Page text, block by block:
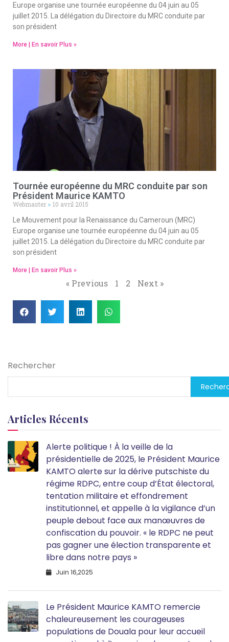
Europe organise une tournée européenne du 04 juin au 05
juillet 2015. La délégation du Directoire du MRC conduite par
son président
More | En savoir Plus »
Tournée européenne du MRC conduite par son
Président Maurice KAMTO
Webmaster
10 avril 2015
Le Mouvement pour la Renaissance du Cameroun (MRC)
Europe organise une tournée européenne du 04 juin au 05
juillet 2015. La délégation du Directoire du MRC conduite par
son président
More | En savoir Plus »
« Previous 1 2 Next »
Rechercher
Articles Récents
Alerte politique ! À la veille de la
présidentielle de 2025, le Président Maurice
KAMTO alerte sur la dérive putschiste du
régime RDPC, entre coup d’État électoral,
tentation militaire et effondrement
institutionnel, et appelle à la vigilance d’un
peuple debout face aux manœuvres de
confiscation du pouvoir. « le RDPC ne peut
pas gagner une élection transparente et
libre dans notre pays »
Juin 16,2025
Le Président Maurice KAMTO remercie
chaleureusement les courageuses
populations de Douala pour leur accueil